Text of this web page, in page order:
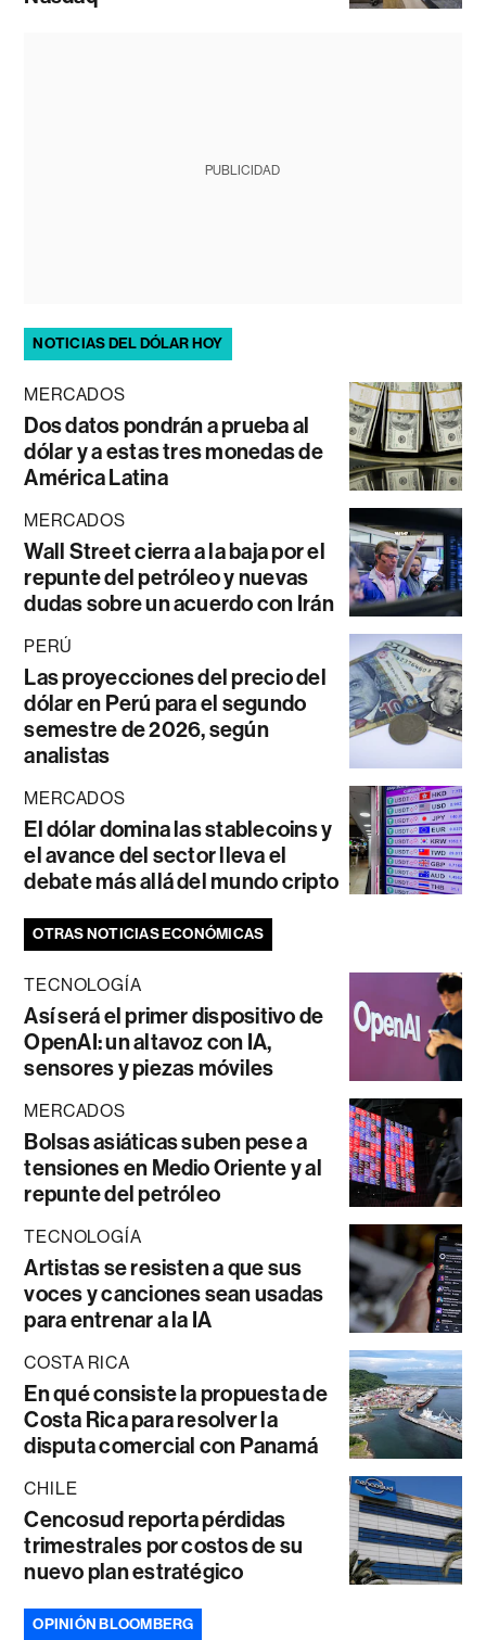
PUBLICIDAD
NOTICIAS DEL DÓLAR HOY
MERCADOS
Dos datos pondrán a prueba al
dólar y a estas tres monedas de
América Latina
MERCADOS
Wall Street cierra a la baja por el
repunte del petróleo y nuevas
dudas sobre un acuerdo con Irán
PERÚ
Las proyecciones del precio del
dólar en Perú para el segundo
semestre de 2026, según
analistas
MERCADOS
El dólar domina las stablecoins y
el avance del sector lleva el
debate más allá del mundo cripto
OTRAS NOTICIAS ECONÓMICAS
TECNOLOGÍA
Así será el primer dispositivo de
OpenAI: un altavoz con IA,
sensores y piezas móviles
MERCADOS
Bolsas asiáticas suben pese a
tensiones en Medio Oriente y al
repunte del petróleo
TECNOLOGÍA
Artistas se resisten a que sus
voces y canciones sean usadas
para entrenar a la IA
COSTA RICA
En qué consiste la propuesta de
Costa Rica para resolver la
disputa comercial con Panamá
CHILE
Cencosud reporta pérdidas
trimestrales por costos de su
nuevo plan estratégico
OPINIÓN BLOOMBERG